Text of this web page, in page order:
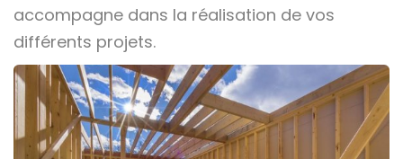
accompagne dans la réalisation de vos
différents projets.